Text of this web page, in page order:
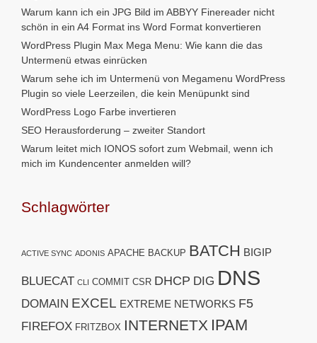
Warum kann ich ein JPG Bild im ABBYY Finereader nicht
schön in ein A4 Format ins Word Format konvertieren
WordPress Plugin Max Mega Menu: Wie kann die das
Untermenü etwas einrücken
Warum sehe ich im Untermenü von Megamenu WordPress
Plugin so viele Leerzeilen, die kein Menüpunkt sind
WordPress Logo Farbe invertieren
SEO Herausforderung – zweiter Standort
Warum leitet mich IONOS sofort zum Webmail, wenn ich
mich im Kundencenter anmelden will?
Schlagwörter
ACTIVE SYNC ADONIS APACHE BACKUP BATCH BIGIP
BLUECAT CLI COMMIT CSR DHCP DIG DNS
DOMAIN EXCEL EXTREME NETWORKS F5
FIREFOX FRITZBOX INTERNETX IPAM